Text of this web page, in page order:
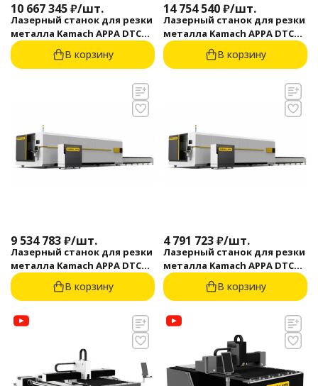
10 667 345₽/шт.
Лазерный станок для резки
металла Kamach APPA DTC
1560 (12000 Вт)
В корзину
14 754 540₽/шт.
Лазерный станок для резки
металла Kamach APPA DTC
1530 (20000 Вт)
В корзину
9 534 783₽/шт.
Лазерный станок для резки
металла Kamach APPA DTC
1530 (12000 Вт)
В корзину
4 791 723₽/шт.
Лазерный станок для резки
металла Kamach APPA DTC
1530 (6000 Вт)
В корзину